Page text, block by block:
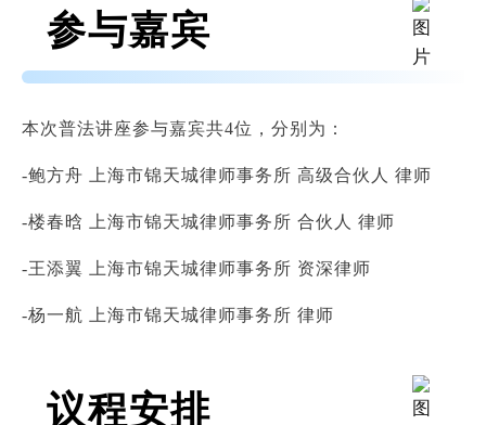
参与嘉宾
本次普法讲座参与嘉宾共4位，分别为：
-鲍方舟 上海市锦天城律师事务所 高级合伙人 律师
-楼春晗 上海市锦天城律师事务所 合伙人 律师
-王添翼 上海市锦天城律师事务所 资深律师
-杨一航 上海市锦天城律师事务所 律师
议程安排